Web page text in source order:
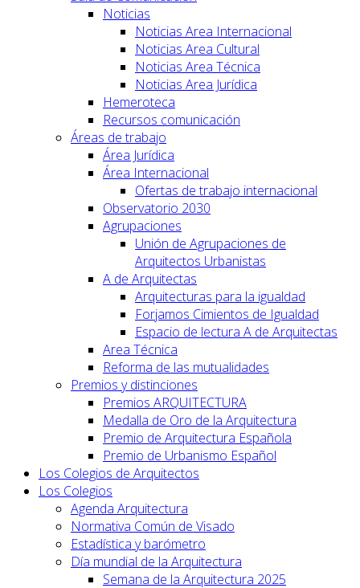
Noticias
Noticias Area Internacional
Noticias Area Cultural
Noticias Area Técnica
Noticias Area Jurídica
Hemeroteca
Recursos comunicación
Áreas de trabajo
Área Jurídica
Área Internacional
Ofertas de trabajo internacional
Observatorio 2030
Agrupaciones
Unión de Agrupaciones de
Arquitectos Urbanistas
A de Arquitectas
Arquitecturas para la igualdad
Forjamos Cimientos de Igualdad
Espacio de lectura A de Arquitectas
Area Técnica
Reforma de las mutualidades
Premios y distinciones
Premios ARQUITECTURA
Medalla de Oro de la Arquitectura
Premio de Arquitectura Española
Premio de Urbanismo Español
Los Colegios de Arquitectos
Los Colegios
Agenda Arquitectura
Normativa Común de Visado
Estadística y barómetro
Día mundial de la Arquitectura
Semana de la Arquitectura 2025